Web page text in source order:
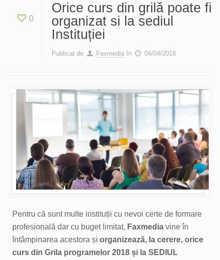
0
Orice curs din grilă poate fi
organizat si la sediul
Instituției
Publicat de Faxmedia în 04/04/2018
Pentru că sunt multe instituții cu nevoi certe de formare
profesională dar cu buget limitat, Faxmedia vine în
întâmpinarea acestora șiorganizează, la cerere, orice
curs din Grila programelor 2018 și la SEDIUL